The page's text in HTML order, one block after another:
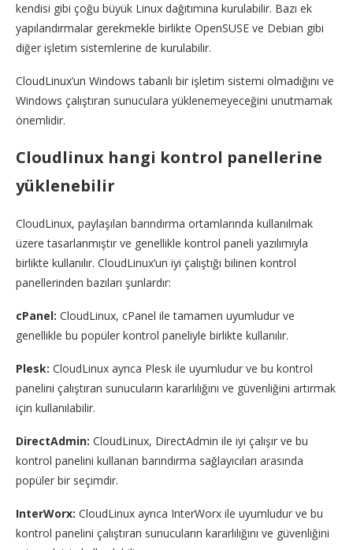
kendisi gibi çoğu büyük Linux dağıtımına kurulabilir. Bazı ek
yapılandırmalar gerekmekle birlikte OpenSUSE ve Debian gibi
diğer işletim sistemlerine de kurulabilir.
CloudLinux’un Windows tabanlı bir işletim sistemi olmadığını ve
Windows çalıştıran sunuculara yüklenemeyeceğini unutmamak
önemlidir.
Cloudlinux hangi kontrol panellerine
yüklenebilir
CloudLinux, paylaşılan barındırma ortamlarında kullanılmak
üzere tasarlanmıştır ve genellikle kontrol paneli yazılımıyla
birlikte kullanılır. CloudLinux’un iyi çalıştığı bilinen kontrol
panellerinden bazıları şunlardır:
cPanel: CloudLinux, cPanel ile tamamen uyumludur ve
genellikle bu popüler kontrol paneliyle birlikte kullanılır.
Plesk: CloudLinux ayrıca Plesk ile uyumludur ve bu kontrol
panelini çalıştıran sunucuların kararlılığını ve güvenliğini artırmak
için kullanılabilir.
DirectAdmin: CloudLinux, DirectAdmin ile iyi çalışır ve bu
kontrol panelini kullanan barındırma sağlayıcıları arasında
popüler bir seçimdir.
InterWorx: CloudLinux ayrıca InterWorx ile uyumludur ve bu
kontrol panelini çalıştıran sunucuların kararlılığını ve güvenliğini